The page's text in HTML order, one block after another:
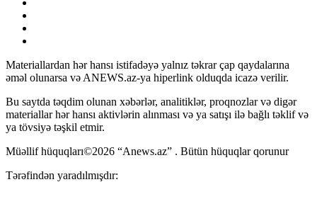
Materiallardan hər hansı istifadəyə yalnız təkrar çap qaydalarına
əməl olunarsa və ANEWS.az-ya hiperlink olduqda icazə verilir.
Bu saytda təqdim olunan xəbərlər, analitiklər, proqnozlar və digər
materiallar hər hansı aktivlərin alınması və ya satışı ilə bağlı təklif və
ya tövsiyə təşkil etmir.
Müəllif hüquqları©2026 “Anews.az” . Bütün hüquqlar qorunur
Tərəfindən yaradılmışdır: